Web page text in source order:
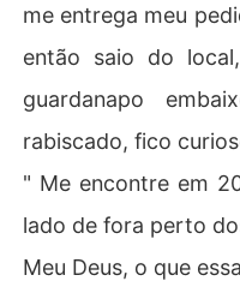
me entrega meu
então saio do
guardanapo
rabiscado, fico
" Me encontre em
lado de fora perto
Meu Deus, o que